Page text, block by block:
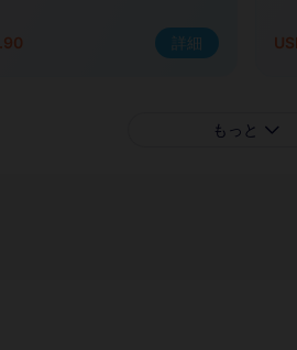
詳細
もっと